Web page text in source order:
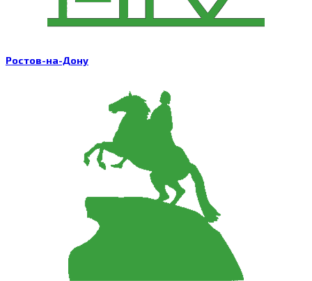
Ростов-на-Дону